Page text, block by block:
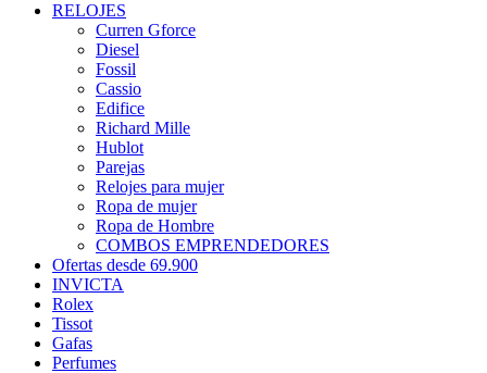
RELOJES
Curren Gforce
Diesel
Fossil
Cassio
Edifice
Richard Mille
Hublot
Parejas
Relojes para mujer
Ropa de mujer
Ropa de Hombre
COMBOS EMPRENDEDORES
Ofertas desde 69.900
INVICTA
Rolex
Tissot
Gafas
Perfumes